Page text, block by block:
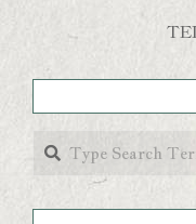
Search